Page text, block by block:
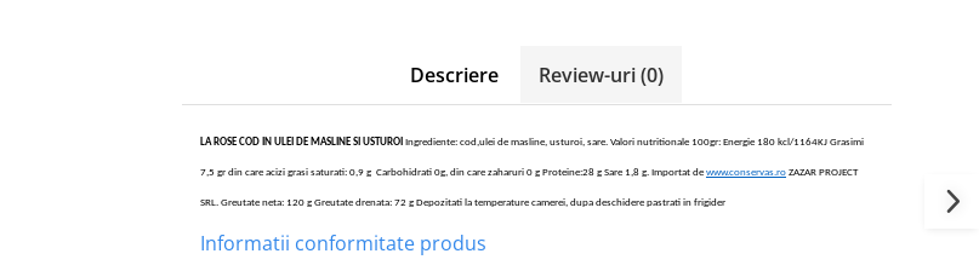
Descriere Review-uri(0)
LA ROSE COD IN ULEI DE MASLINE SI USTUROI Ingrediente: cod,ulei de masline, usturoi, sare. Valori nutritionale 100gr: Energie 180 kcl/1164KJ Grasimi
7,5 gr din care acizi grasi saturati: 0,9 g Carbohidrati 0g, din care zaharuri 0 g Proteine:28 g Sare 1,8 g. Importat de www.conservas.ro ZAZAR PROJECT
SRL. Greutate neta: 120 g Greutate drenata: 72 g Depozitati la temperature camerei, dupa deschidere pastrati in frigider
Informatii conformitate produs